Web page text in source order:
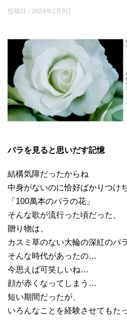
投稿日： 2024年2月9日
バラを見ると思いだす記憶
結構気障だったからね
中身がないのに恰好ばかりつけ
「100萬本のバラの花」
そんな歌が流行った頃だった、
贈り物は、
カスミ草のない大輪の深紅のバ
そんな時代があったの…
今思えば可笑しいね…
顔が赤くなってしまう…
短い期間だったが、
いろんなことを経験させてもた